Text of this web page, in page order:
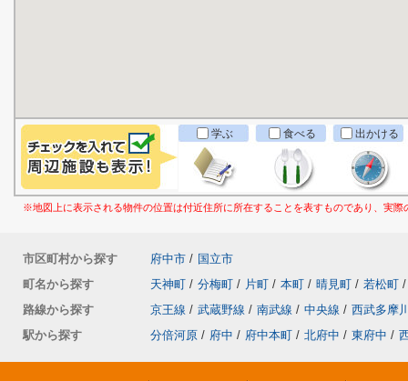
学ぶ 食べる 出かける
※地図上に表示される物件の位置は付近住所に所在することを表すものであり、実
市区町村から探す 府中市 / 国立市
町名から探す
天神町 / 分梅町 / 片町 / 本町 / 晴見町 / 若松町 /
路線から探す
京王線 / 武蔵野線 / 南武線 / 中央線 / 西武多摩
駅から探す
分倍河原 / 府中 / 府中本町 / 北府中 / 東府中 /